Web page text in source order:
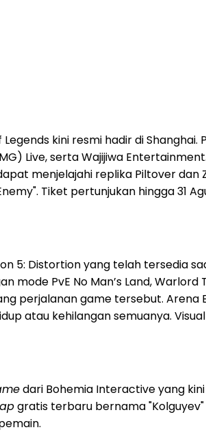
kini resmi hadir di
Live, serta Wajijiwa
menjelajahi replika Piltover
Tiket pertunjukan hingga 31
5: Distortion yang telah tersedia
PvE No Man’s Land,
perjalanan game tersebut. Arena
atau kehilangan semuanya.
dari Bohemia Interactive yang
gratis terbaru bernama "Kolguyev"